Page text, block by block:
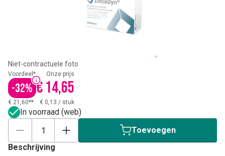
Niet-contractuele foto
Voordeel*
-32%
Onze prijs
€ 14,65
€ 21,60** € 0,13 / stuk
In voorraad (web)
Toevoegen
Beschrijving